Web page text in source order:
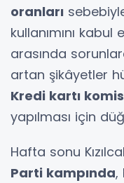
oranları
kullanımını
arasında
artan şikâyetler
Kredi kartı
yapılması için
Hafta sonu
Parti kampında,